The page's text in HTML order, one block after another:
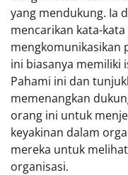
yang mendukung. Ia
mencarikan kata-
mengkomunikasikan
ini biasanya memiliki
Pahami ini dan
memenangkan
orang ini untuk
keyakinan dalam
mereka untuk
organisasi.